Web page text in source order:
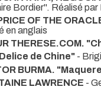
Bordier". Réalisé par
OF THE
en anglais
THERESE.COM.
de Chine" -
BURMA.
LAWRENCE -